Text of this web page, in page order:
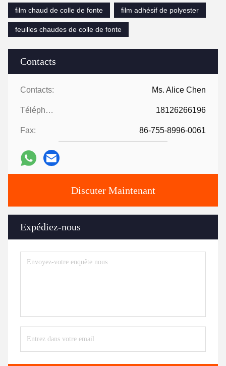
Contacts
Contacts: Ms. Alice Chen
Téléphone: 18126266196
Fax: 86-755-8996-0061
Discuter Maintenant
Expédiez-nous
film chaud de colle de fonte
film adhésif de polyester
feuilles chaudes de colle de fonte